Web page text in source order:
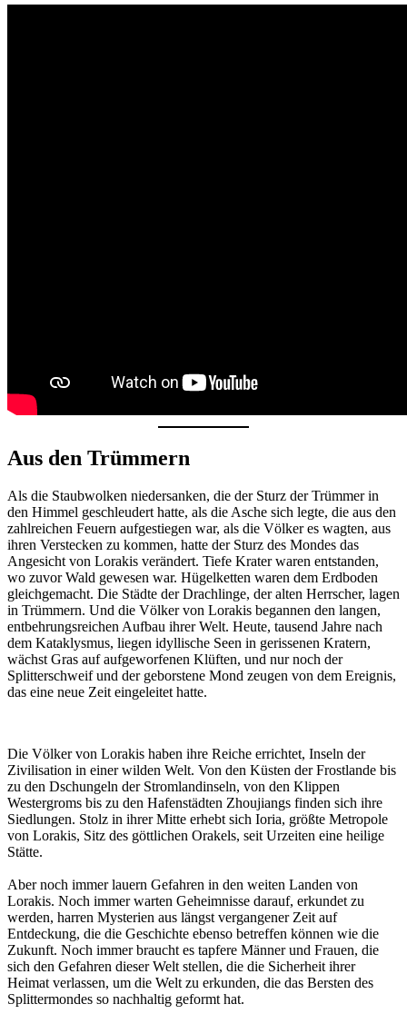
Aus den Trümmern
Als die Staubwolken niedersanken, die der Sturz der Trümmer in
den Himmel geschleudert hatte, als die Asche sich legte, die aus den
zahlreichen Feuern aufgestiegen war, als die Völker es wagten, aus
ihren Verstecken zu kommen, hatte der Sturz des Mondes das
Angesicht von Lorakis verändert. Tiefe Krater waren entstanden,
wo zuvor Wald gewesen war. Hügelketten waren dem Erdboden
gleichgemacht. Die Städte der Drachlinge, der alten Herrscher, lagen
in Trümmern. Und die Völker von Lorakis begannen den langen,
entbehrungsreichen Aufbau ihrer Welt. Heute, tausend Jahre nach
dem Kataklysmus, liegen idyllische Seen in gerissenen Kratern,
wächst Gras auf aufgeworfenen Klüften, und nur noch der
Splitterschweif und der geborstene Mond zeugen von dem Ereignis,
das eine neue Zeit eingeleitet hatte.
Die Völker von Lorakis haben ihre Reiche errichtet, Inseln der
Zivilisation in einer wilden Welt. Von den Küsten der Frostlande bis
zu den Dschungeln der Stromlandinseln, von den Klippen
Westergroms bis zu den Hafenstädten Zhoujiangs finden sich ihre
Siedlungen. Stolz in ihrer Mitte erhebt sich Ioria, größte Metropole
von Lorakis, Sitz des göttlichen Orakels, seit Urzeiten eine heilige
Stätte.
Aber noch immer lauern Gefahren in den weiten Landen von
Lorakis. Noch immer warten Geheimnisse darauf, erkundet zu
werden, harren Mysterien aus längst vergangener Zeit auf
Entdeckung, die die Geschichte ebenso betreffen können wie die
Zukunft. Noch immer braucht es tapfere Männer und Frauen, die
sich den Gefahren dieser Welt stellen, die die Sicherheit ihrer
Heimat verlassen, um die Welt zu erkunden, die das Bersten des
Splittermondes so nachhaltig geformt hat.